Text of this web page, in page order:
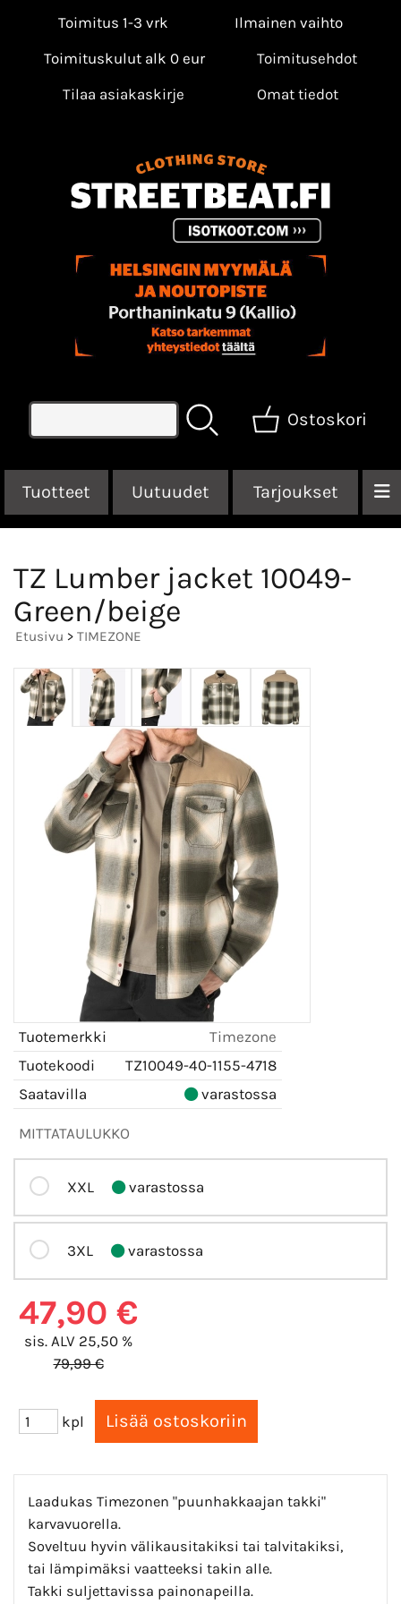
Toimitus 1-3 vrk
Ilmainen vaihto
Toimituskulut alk 0 eur
Toimitusehdot
Tilaa asiakaskirje
Omat tiedot
Ostoskori
Tuotteet Uutuudet Tarjoukset
TZ Lumber jacket 10049-
Green/beige
Etusivu > TIMEZONE
Tuotemerkki
Timezone
Tuotekoodi
TZ10049-40-1155-4718
Saatavilla
varastossa
MITTATAULUKKO
XXL varastossa
3XL varastossa
47,90 €
sis. ALV 25,50 %
79,99 €
kpl
Laadukas Timezonen "puunhakkaajan takki"
karvavuorella.
Soveltuu hyvin välikausitakiksi tai talvitakiksi,
tai lämpimäksi vaatteeksi takin alle.
Takki suljettavissa painonapeilla.